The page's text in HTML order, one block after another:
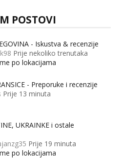
POSTOVI
- Iskustva & recenzije
Prije nekoliko trenutaka
po lokacijama
- Preporuke i recenzije
Prije 13 minuta
UKRAINKE i ostale
Prije 19 minuta
po lokacijama